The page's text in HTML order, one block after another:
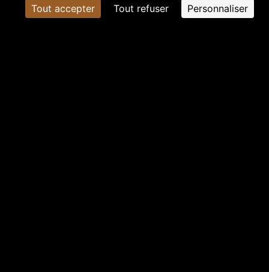
Tout accepter
Tout refuser Personnaliser